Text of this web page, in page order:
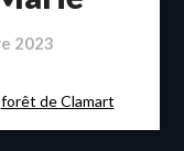
2023
forêt de Clamart